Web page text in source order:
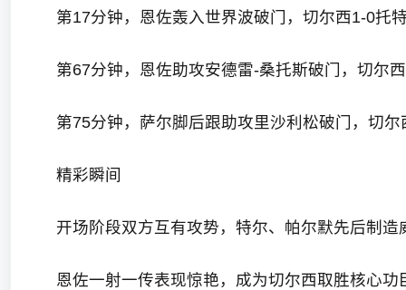
第17分钟，恩佐轰入世界波破门，切尔西1-0托
第67分钟，恩佐助攻安德雷-桑托斯破门，切尔
第75分钟，萨尔脚后跟助攻里沙利松破门，切
精彩瞬间
开场阶段双方互有攻势，特尔、帕尔默先后制造
恩佐一射一传表现惊艳，成为切尔西取胜核心功